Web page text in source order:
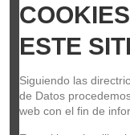
ESTE
Siguiendo las
de Datos
web con el fin de